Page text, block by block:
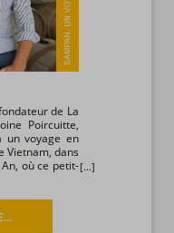
de La
Poircuitte,
un voyage en
Vietnam, dans
où ce petit-